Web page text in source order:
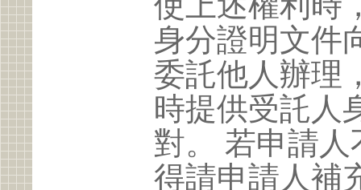
身分證明文件
委託他人辦理
時提供受託人
對。 若申請
得請申請人補